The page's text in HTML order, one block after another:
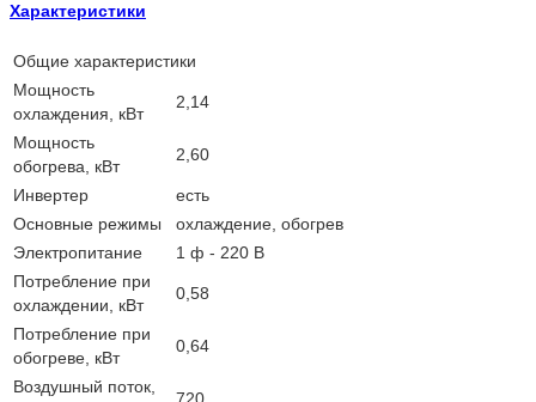
Характеристики
Общие характеристики
Мощность
охлаждения, кВт
2,14
Мощность
обогрева, кВт
2,60
Инвертер
есть
Основные режимы
охлаждение, обогрев
Электропитание
1 ф - 220 В
Потребление при
охлаждении, кВт
0,58
Потребление при
обогреве, кВт
0,64
Воздушный поток,